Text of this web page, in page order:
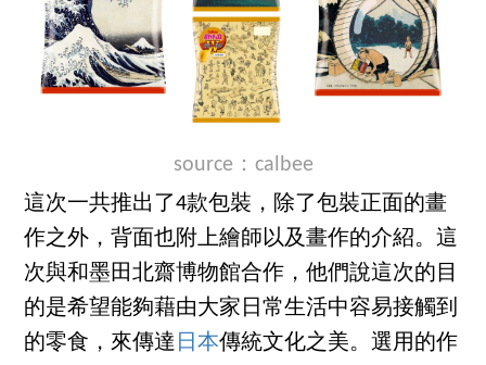
source： calbee
這次一共推出了4款包裝，除了包裝正面的畫
作之外，背面也附上繪師以及畫作的介紹。這
次與和墨田北齋博物館合作，他們說這次的目
的是希望能夠藉由大家日常生活中容易接觸到
的零食，來傳達 日本傳統文化之美。選用的作